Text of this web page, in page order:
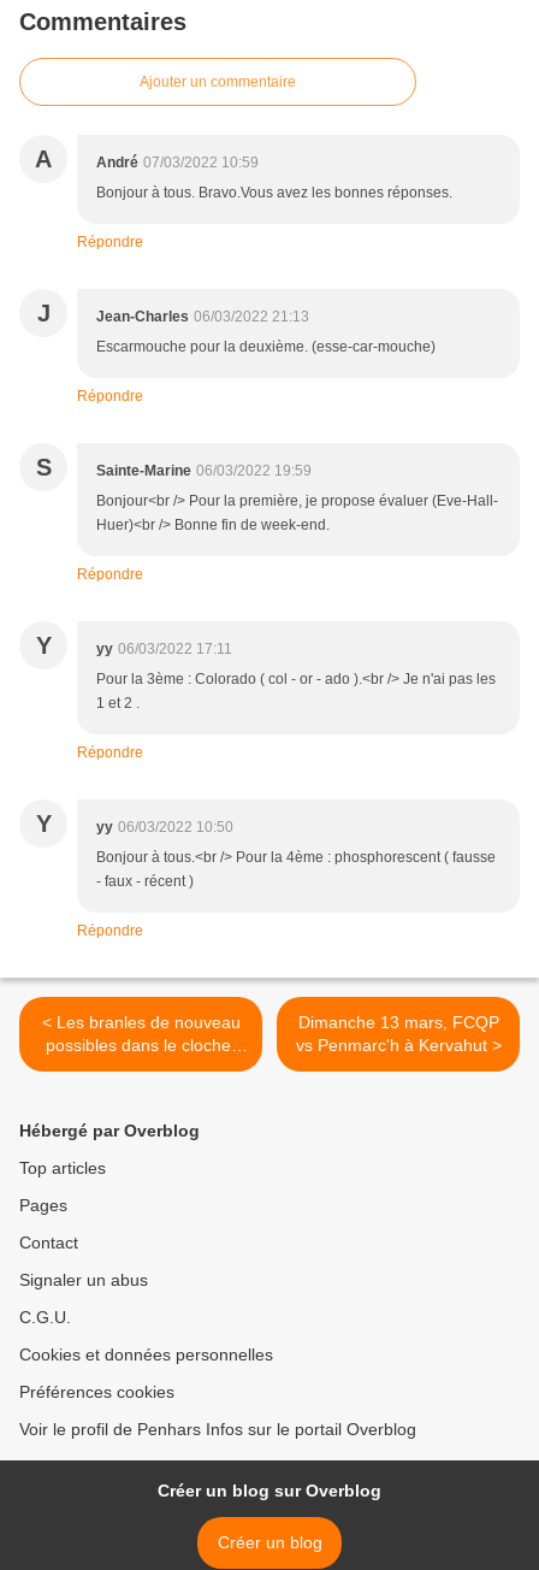
Commentaires
Ajouter un commentaire
A André 07/03/2022 10:59
Bonjour à tous. Bravo.Vous avez les bonnes réponses.
Répondre
J Jean-Charles 06/03/2022 21:13
Escarmouche pour la deuxième. (esse-car-mouche)
Répondre
S Sainte-Marine 06/03/2022 19:59
Bonjour<br /> Pour la première, je propose évaluer (Eve-Hall-
Huer)<br /> Bonne fin de week-end.
Répondre
Y yy 06/03/2022 17:11
Pour la 3ème : Colorado ( col - or - ado ).<br /> Je n'ai pas les
1 et 2 .
Répondre
Y yy 06/03/2022 10:50
Bonjour à tous.<br /> Pour la 4ème : phosphorescent ( fausse
- faux - récent )
Répondre
< Les branles de nouveau
possibles dans le clocher
de Penhars
Dimanche 13 mars, FCQP
vs Penmarc'h à Kervahut >
Hébergé par Overblog
Top articles
Pages
Contact
Signaler un abus
C.G.U.
Cookies et données personnelles
Préférences cookies
Voir le profil de Penhars Infos sur le portail Overblog
Créer un blog sur Overblog
Créer un blog